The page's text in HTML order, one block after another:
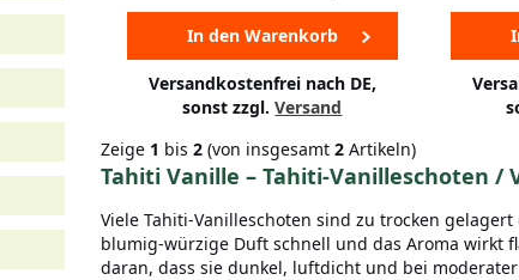
In den Warenkorb
Versandkostenfrei nach DE,
sonst zzgl.Versand
Zeige 1 bis 2 (von insgesamt 2 Artikeln)
Tahiti Vanille – Tahiti-Vanilleschoten /
Viele Tahiti-Vanilleschoten sind zu trocken
blumig-würzige Duft schnell und das Aroma wirkt
daran, dass sie dunkel, luftdicht und bei